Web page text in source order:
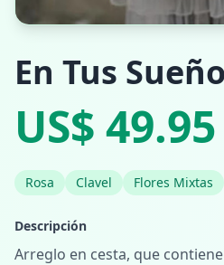
En Tus
US$ 49.95
Rosa Clavel Flores Mixtas
Descripción
Arreglo en cesta, que